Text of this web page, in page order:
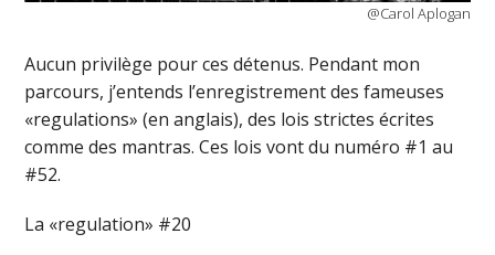
@Carol Aplogan
Aucun privilège pour ces détenus. Pendant mon
parcours, j’entends l’enregistrement des fameuses
«regulations» (en anglais), des lois strictes écrites
comme des mantras. Ces lois vont du numéro #1 au
#52.
La «regulation» #20